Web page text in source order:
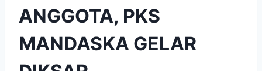
ANGGOTA, PKS
MANDASKA GELAR